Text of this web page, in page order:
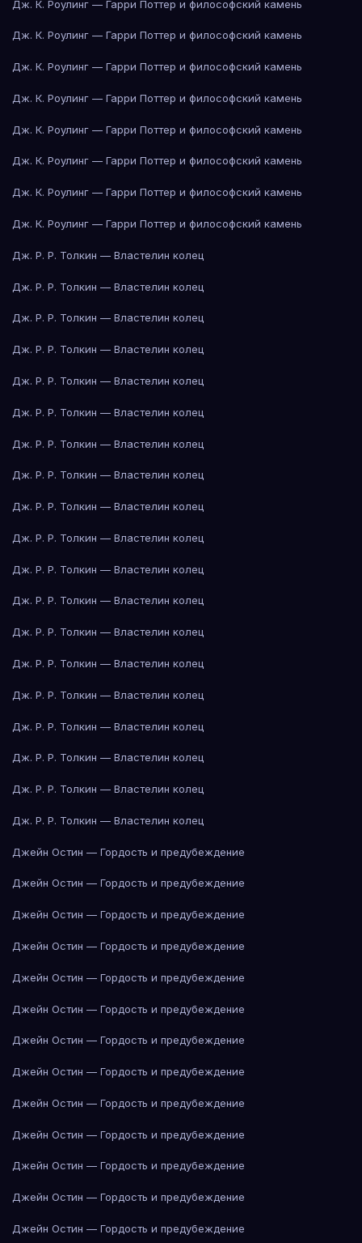
Дж. К. Роулинг — Гарри Поттер и философский камень
Дж. К. Роулинг — Гарри Поттер и философский камень
Дж. К. Роулинг — Гарри Поттер и философский камень
Дж. К. Роулинг — Гарри Поттер и философский камень
Дж. К. Роулинг — Гарри Поттер и философский камень
Дж. К. Роулинг — Гарри Поттер и философский камень
Дж. К. Роулинг — Гарри Поттер и философский камень
Дж. К. Роулинг — Гарри Поттер и философский камень
Дж. Р. Р. Толкин — Властелин колец
Дж. Р. Р. Толкин — Властелин колец
Дж. Р. Р. Толкин — Властелин колец
Дж. Р. Р. Толкин — Властелин колец
Дж. Р. Р. Толкин — Властелин колец
Дж. Р. Р. Толкин — Властелин колец
Дж. Р. Р. Толкин — Властелин колец
Дж. Р. Р. Толкин — Властелин колец
Дж. Р. Р. Толкин — Властелин колец
Дж. Р. Р. Толкин — Властелин колец
Дж. Р. Р. Толкин — Властелин колец
Дж. Р. Р. Толкин — Властелин колец
Дж. Р. Р. Толкин — Властелин колец
Дж. Р. Р. Толкин — Властелин колец
Дж. Р. Р. Толкин — Властелин колец
Дж. Р. Р. Толкин — Властелин колец
Дж. Р. Р. Толкин — Властелин колец
Дж. Р. Р. Толкин — Властелин колец
Дж. Р. Р. Толкин — Властелин колец
Джейн Остин — Гордость и предубеждение
Джейн Остин — Гордость и предубеждение
Джейн Остин — Гордость и предубеждение
Джейн Остин — Гордость и предубеждение
Джейн Остин — Гордость и предубеждение
Джейн Остин — Гордость и предубеждение
Джейн Остин — Гордость и предубеждение
Джейн Остин — Гордость и предубеждение
Джейн Остин — Гордость и предубеждение
Джейн Остин — Гордость и предубеждение
Джейн Остин — Гордость и предубеждение
Джейн Остин — Гордость и предубеждение
Джейн Остин — Гордость и предубеждение